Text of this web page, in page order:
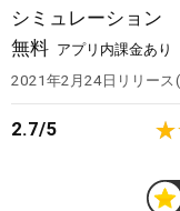
シミュレーション
無料 アプリ内課金あり
2021年2月24日 リリース
2.7/5